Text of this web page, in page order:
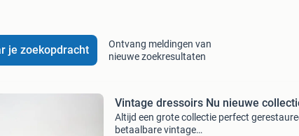
je zoekopdracht
Ontvang meldingen van
nieuwe zoekresultaten
Vintage dressoirs Nu nieuwe
Altijd een grote collectie perfect
betaalbare vintage